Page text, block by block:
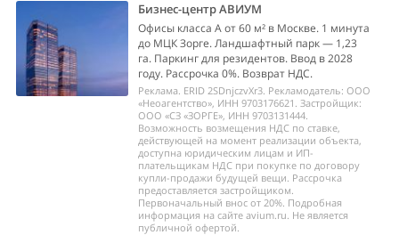
Бизнес-центр АВИУМ
Офисы класса А от 60 м² в Москве. 1 минута
до МЦК Зорге. Ландшафтный парк — 1,23
га. Паркинг для резидентов. Ввод в 2028
году. Рассрочка 0%. Возврат НДС.
Реклама. ERID 2SDnjczvXr3. Рекламодатель: ООО
«Неоагентство», ИНН 9703176621. Застройщик:
ООО «СЗ «ЗОРГЕ», ИНН 9703131444.
Возможность возмещения НДС по ставке,
действующей на момент реализации объекта,
доступна юридическим лицам и ИП-
плательщикам НДС при покупке по договору
купли-продажи будущей вещи. Рассрочка
предоставляется застройщиком.
Первоначальный внос от 20%. Подробная
информация на сайте avium.ru. Не является
публичной офертой.